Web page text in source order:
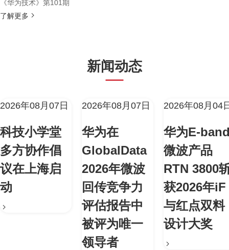
《华为技术》第101期
了解更多
新闻动态
2026年08月07日
科技小学堂
多方协作倡
议在上海启
动
2026年08月07日
华为在
GlobalData
2026年微波
回传竞争力
评估报告中
被评为唯一
领导者
2026年08月04
华为E-
微波产品
RTN 3800
获2026年iF
与红点双料
设计大奖